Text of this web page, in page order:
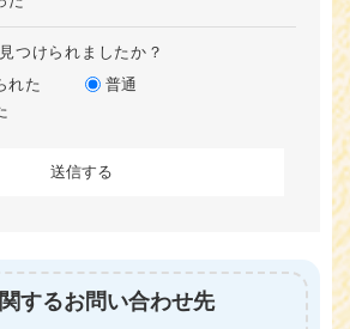
つけられましたか？
れた
普通
するお問い合わせ先